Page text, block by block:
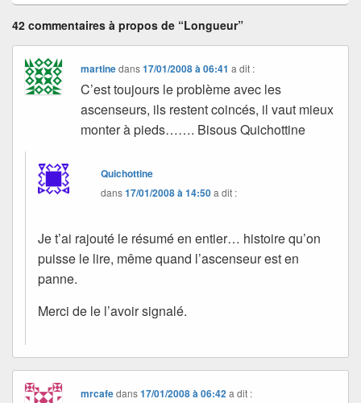
42 commentaires à propos de “Longueur”
martinedans17/01/2008 à 06:41 a dit :
C’est toujours le problème avec les
ascenseurs, ils restent coincés, il vaut mieux
monter à pieds……. Bisous Quichottine
Quichottine
dans17/01/2008 à 14:50a dit :
Je t’ai rajouté le résumé en entier… histoire qu’on
puisse le lire, même quand l’ascenseur est en
panne.
Merci de le l’avoir signalé.
mrcafedans17/01/2008 à 06:42 a dit :